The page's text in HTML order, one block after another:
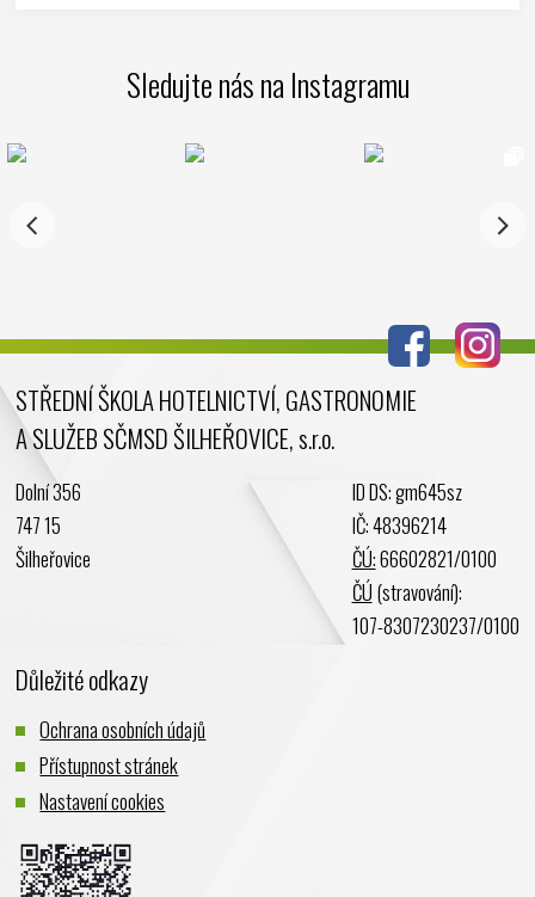
Sledujte nás na Instagramu
STŘEDNÍ ŠKOLA HOTELNICTVÍ, GASTRONOMIE
A SLUŽEB SČMSD ŠILHEŘOVICE, s.r.o.
Dolní 356
747 15
Šilheřovice
ID DS: gm645sz
IČ: 48396214
ČÚ:66602821/0100
ČÚ (stravování):
107-8307230237/0100
Důležité odkazy
Ochrana osobních údajů
Přístupnost stránek
Nastavení cookies